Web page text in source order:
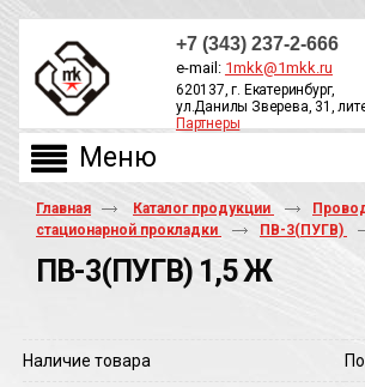
+7 (343) 237-2-666
e-mail: 1mkk@1mkk.ru
620137, г. Екатеринбург,
ул.Данилы Зверева, 31,
Партнеры
Главная Каталог продукции
стационарной прокладки
ПВ-3(ПУГВ)
ПВ-3(ПУГВ) 1,5 Ж
Наличие товара